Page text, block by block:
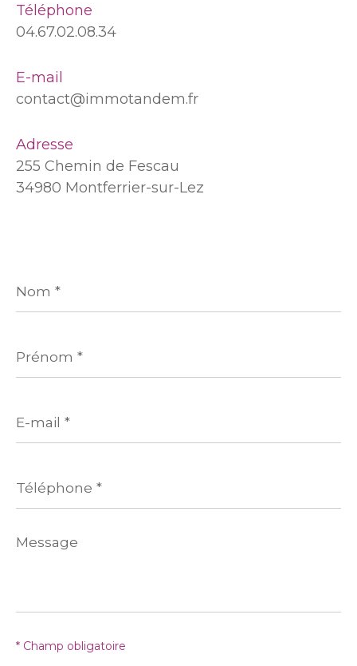
Téléphone
04.67.02.08.34
E-mail
contact@immotandem.fr
Adresse
255 Chemin de Fescau
34980 Montferrier-sur-Lez
*
*
mail
*
*
Message
*
* Champ obligatoire